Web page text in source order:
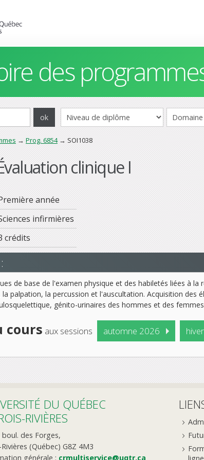
des
→ Prog. 6854→ SOI1038
clinique I
année
infirmières
crédits
de base de l'examen physique et des habiletés liées à
palpation, la percussion et l'auscultation. Acquisition
génito-urinaires des hommes et des
cours aux sessions automne 2026
DU QUÉBEC
RIVIÈRES
boul. des Forges,
(Québec) G8Z 4M3
générale : crmultiservice@uqtr.ca